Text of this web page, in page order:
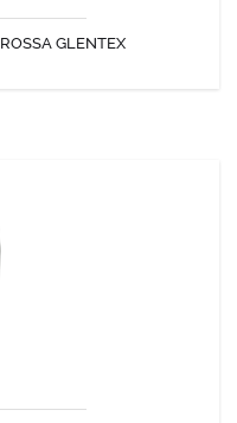
GLENTEX
COTBOT
travaillant en milieu
grandes marées